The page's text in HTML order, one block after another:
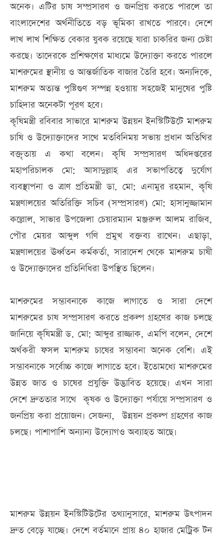
অনেক। এটির চাষ সম্প্রসারণ ও জনপ্রিয় করতে পারলে তা
বাংলাদেশের অর্থনীতিতে বড় ভূমিকা রাখতে পারবে। দেশে
লাখ লাখ শিক্ষিত বেকার যুবক রয়েছে যারা চাকরির জন্য চেষ্টা
করছে। তাদেরকে প্রশিক্ষণের মাধ্যমে উদ্যোক্তা করতে পারলে
মাশরুমের স্থানীয় ও আন্তর্জাতিক বাজার তৈরি হবে। অন্যদিকে,
মাশরুম অত্যন্ত পুষ্টিগুণ সম্পন্ন হওয়ায় সহজেই মানুষের পুষ্টি
চাহিদার অনেকটা পূরণ হবে।
কৃষিমন্ত্রী রবিবার সাভারে মাশরুম উন্নয়ন ইনস্টিটিউটে মাশরুম
চাষি ও উদ্যোক্তাদের সাথে মতবিনিময় সভায় প্রধান অতিথির
বক্তৃতায় এ কথা বলেন। কৃষি সম্প্রসারণ অধিদপ্তরের
মহাপরিচালক মো: আসাদুল্লাহ এর সভাপতিত্বে দুর্যোগ
ব্যবস্থাপনা ও ত্রাণ প্রতিমন্ত্রী ডা. মো: এনামুর রহমান, কৃষি
মন্ত্রণালয়ের অতিরিক্তি সচিব (সম্প্রসারণ) মো: হাসানুজ্জামান
কল্লোল, সাভার উপজেলা চেয়ারম্যান মঞ্জরুল আলম রাজিব,
পৌর মেয়র আব্দুল গণি প্রমুখ বক্তব্য রাখেন। এছাড়া,
মন্ত্রণালয়ের ঊর্ধ্বতন কর্মকর্তা, সারাদেশ থেকে মাশরুম চাষী
ও উদ্যোক্তাদের প্রতিনিধিরা উপস্থিত ছিলেন।
মাশরুমের সম্ভাবনাকে কাজে লাগাতে ও সারা দেশে
মাশরুমের চাষ সম্প্রসারণ করতে প্রকল্প গ্রহণের কাজ চলছে
জানিয়ে কৃষিমন্ত্রী ড. মো: আব্দুর রাজ্জাক, এমপি বলেন, দেশে
অর্থকরী ফসল মাশরুম চাষের সম্ভাবনা অনেক বেশি। এই
সম্ভাবনাকে সর্বোচ্চ কাজে লাগাতে হবে। ইতোমধ্যে মাশরুমের
উন্নত জাত ও চাষের প্রযুক্তি উদ্ভাবিত হয়েছে। এখন সারা
দেশে দ্রুততার সাথে কৃষক ও উদ্যোক্তা পর্যায়ে সম্প্রসারণ ও
জনপ্রিয় করা প্রয়োজন। সেজন্য, উন্নয়ন প্রকল্প গ্রহণের কাজ
চলছে। পাশাপাশি অন্যান্য উদ্যোগও অব্যাহত আছে।
মাশরুম উন্নয়ন ইনস্টিটিউটের তথ্যানুসারে, মাশরুম উৎপাদন
দ্রুত বেড়ে যাচ্ছে। দেশে বর্তমানে প্রায় ৪০ হাজার মেট্রিক টন